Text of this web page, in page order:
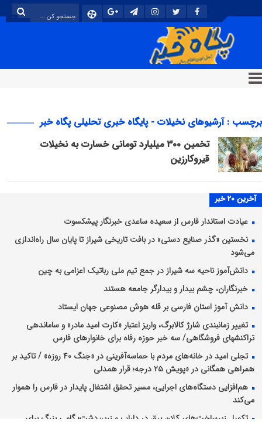
برچسب : آرشیوهای نخیلات - پایگاه خبری تحلیلی پگاه خبر
تخمین ۳۰۰ میلیارد تومانی خسارت به نخیلات
قیروکارزین
آخرین 20 خبر
عیادت استاندار فارس از سعیده ساعدی خبرنگار پیشکسوت
نخستین «گذر صنایع دستی» در بافت تاریخی شیراز تا پایان سال راه‌اندازی
می‌شود
دانش‌آموز ناحیه سه شیراز در جمع تیم ملی رباتیک اعزامی به چین
خبرنگاران، چشم بیدار و بیدارگر جامعه هستند
دانش آموز استان فارسی بر قله هوش مصنوعی جهان ایستاد
تغییر زمانبندی شارژ کالابرگ، واریز اعتبار «کارت امید مادر» و ساماندهی
تراکنشهای فروشگاهی/ سه خبر حوزه رفاه برای خانوارهای فارس
تجلی امید در خانه‌های مردم با حماسه‌آفرینی در «جنگ ۴۰ روزه» / تاکید بر
همراهی همگانی در «پویش ۲۵ درجه؛ قرار همدلی
هم‌افزایی دستگاه‌های اجرایی، مسیر تحقق اشتغال پایدار در فارس را هموار
می‌کند
تکمیل زیرساخت‌های کلان برق در داراب و زرین‌دشت؛ گامی بزرگ برای